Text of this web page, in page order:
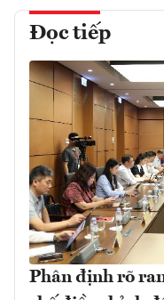
Đọc tiếp
Phân định rõ